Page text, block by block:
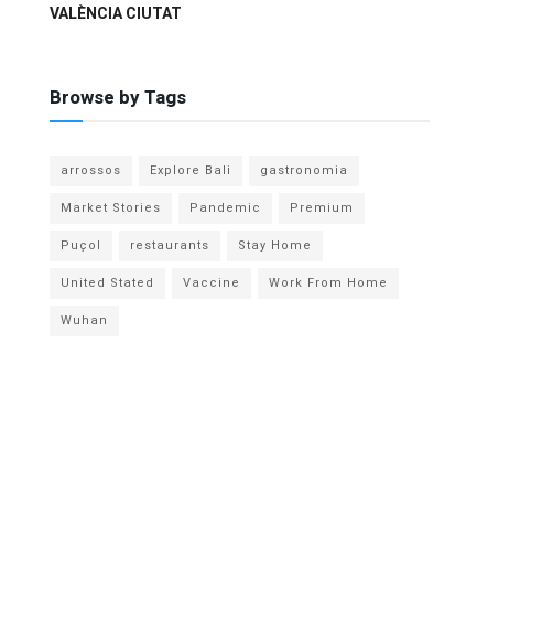
VALÈNCIA CIUTAT
Browse by Tags
arrossos Explore Bali
gastronomia
Market Stories
Pandemic
Premium
Puçol
restaurants
Stay Home
United Stated
Vaccine
Work From Home
Wuhan